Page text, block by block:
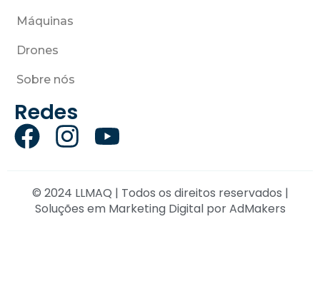
Máquinas
Drones
Sobre nós
Redes
© 2024 LLMAQ | Todos os direitos reservados |
Soluções em Marketing Digital porAdMakers